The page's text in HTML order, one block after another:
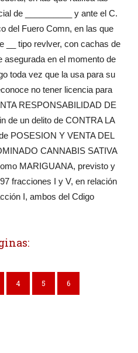
de __________ y ante el C.
del Fuero Comn, en las que
__ tipo revlver, con cachas de
asegurada en el momento de
toda vez que la usa para su
no tener licencia para
RESPONSABILIDAD DE
de un delito de CONTRA LA
POSESION Y VENTA DEL
CANNABIS SATIVA
MARIGUANA, previsto y
fracciones I y V, en relación
I, ambos del Cdigo
4 5 6